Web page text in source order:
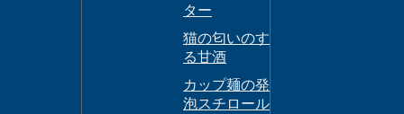
ター
猫の匂いのす
る甘酒
カップ麺の発
泡スチロール